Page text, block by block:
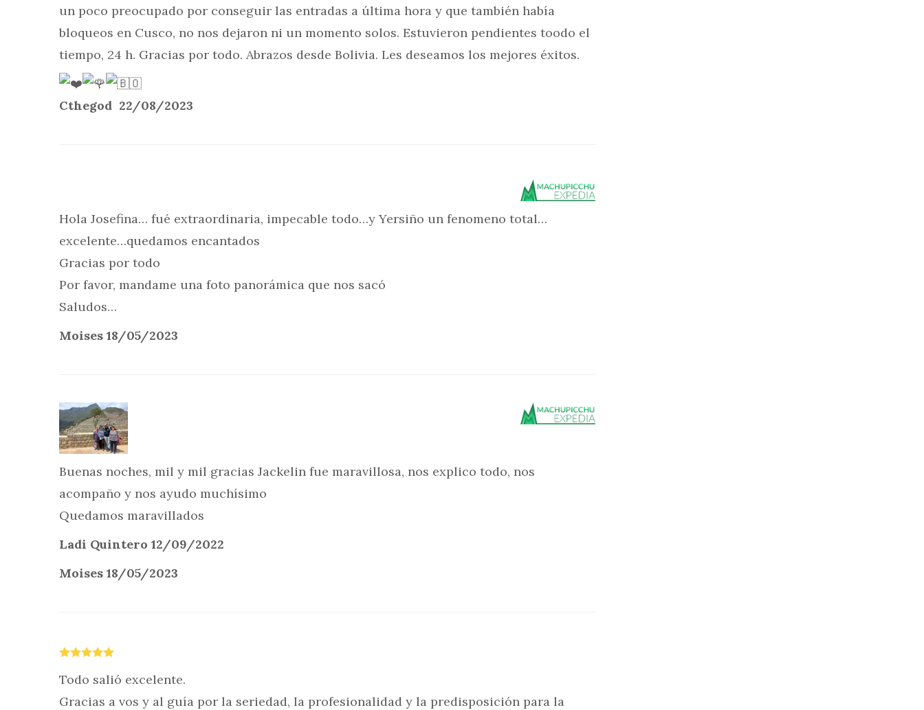
un poco preocupado por conseguir las entradas a última hora y que también había
bloqueos en Cusco, no nos dejaron ni un momento solos. Estuvieron pendientes toodo el
tiempo, 24 h. Gracias por todo. Abrazos desde Bolivia. Les deseamos los mejores éxitos.
Cthegod 22/08/2023
Hola Josefina… fué extraordinaria, impecable todo…y Yersiño un fenomeno total…
excelente…quedamos encantados
Gracias por todo
Por favor, mandame una foto panorámica que nos sacó
Saludos…
Moises 18/05/2023
Buenas noches, mil y mil gracias Jackelin fue maravillosa, nos explico todo, nos
acompaño y nos ayudo muchísimo
Quedamos maravillados
Ladi Quintero 12/09/2022
Moises 18/05/2023
Todo salió excelente.
Gracias a vos y al guía por la seriedad, la profesionalidad y la predisposición para la